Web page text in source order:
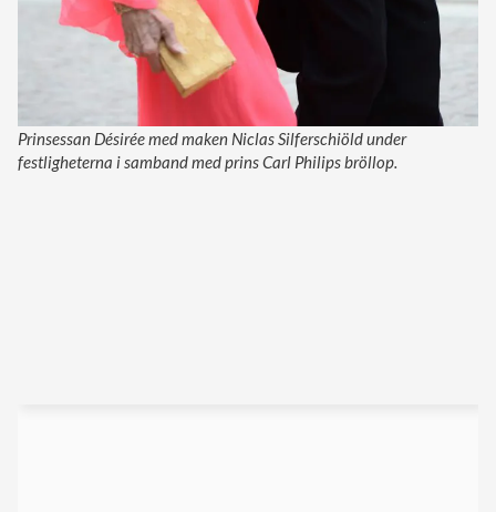
Prinsessan Désirée med maken Niclas Silferschiöld under
festligheterna i samband med prins Carl Philips bröllop.